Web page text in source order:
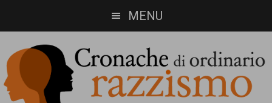
to
main
content
to
footer
MENU